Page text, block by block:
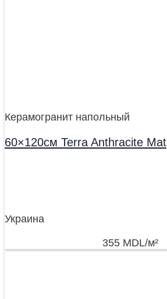
Керамогранит напольный
60×120см Terra Anthracite Mat
Украина
355 MDL/м²